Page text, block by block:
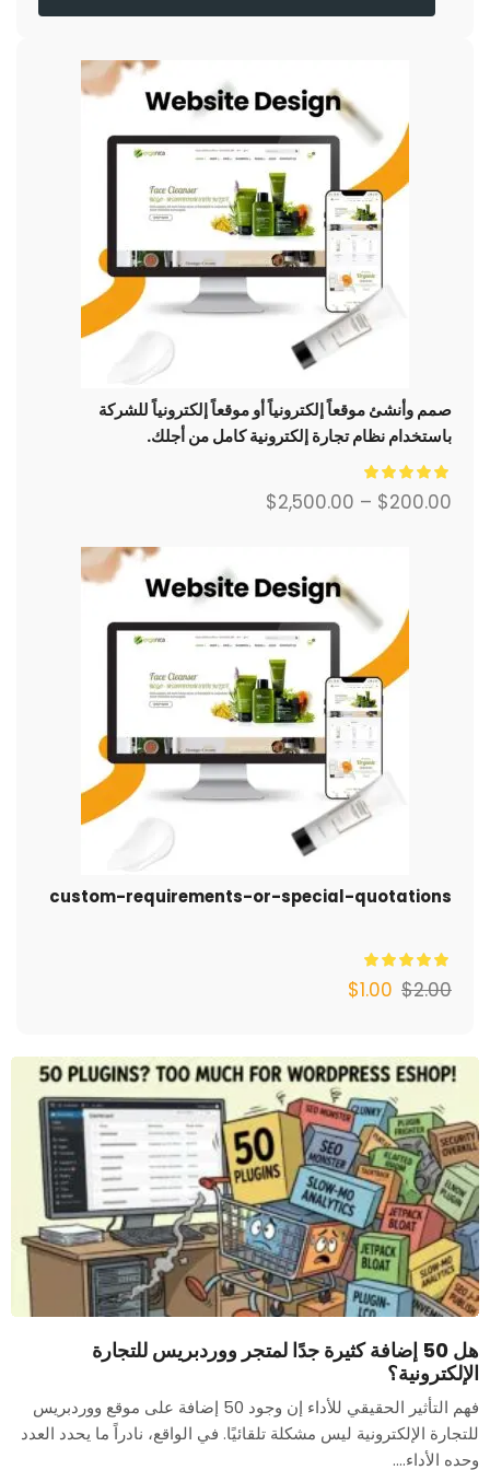
صمم وأنشئ موقعاً إلكترونياً أو موقعاً إلكترونياً للشركة
باستخدام نظام تجارة إلكترونية كامل من أجلك.
$200.00
–
$2,500.00
custom-requirements-or-special-quotations
$2.00
$1.00
هل 50 إضافة كثيرة جدًا لمتجر ووردبريس للتجارة
الإلكترونية؟
فهم التأثير الحقيقي للأداء إن وجود 50 إضافة على موقع ووردبريس
للتجارة الإلكترونية ليس مشكلة تلقائيًا. في الواقع، نادراً ما يحدد العدد
وحده الأداء....